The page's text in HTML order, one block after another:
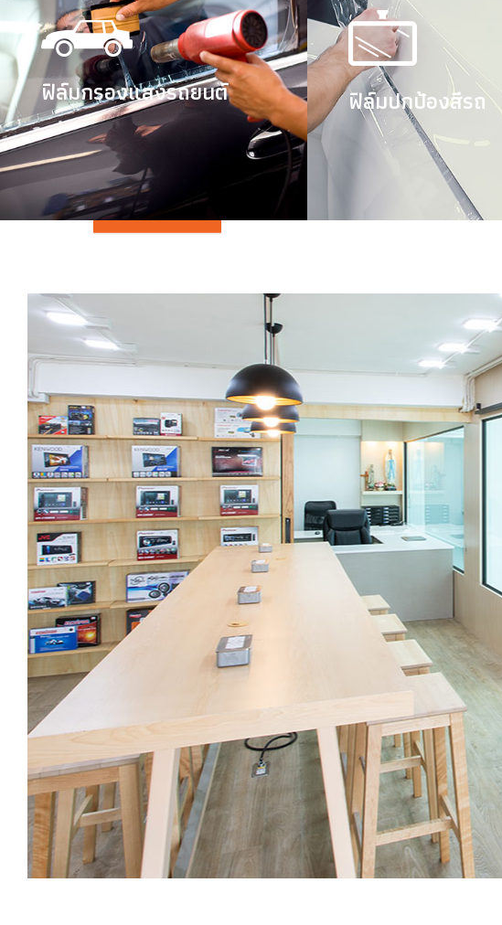
ศูนย์บริการติดตั้งเค
และอุปกรณ์ตกแต่ง
สินค้าของเรา
ฟิล์มกรองแสงรถยนต์ ฟิล์มปกป้องสีรถ